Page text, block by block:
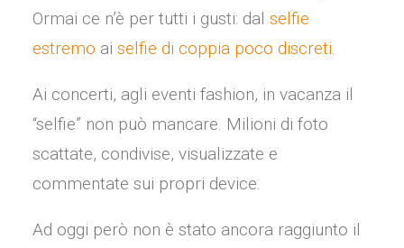
Ormai ce n’è per tutti i gusti: dal selfie
estremo ai selfie di coppia poco discreti.
Ai concerti, agli eventi fashion, in vacanza il
“selfie” non può mancare. Milioni di foto
scattate, condivise, visualizzate e
commentate sui propri device.
Ad oggi però non è stato ancora raggiunto il